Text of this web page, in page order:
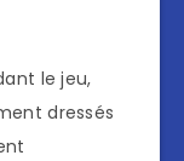
le jeu,
dressés